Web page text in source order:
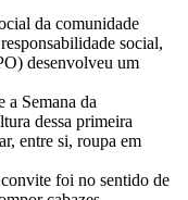
da comunidade
social,
desenvolveu um
a Semana da
dessa primeira
entre si, roupa em
foi no sentido de